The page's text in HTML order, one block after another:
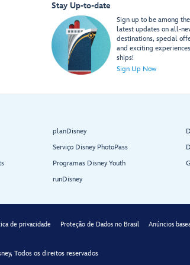
Stay Up-to-date
Sign up to be among
latest updates on all-
destinations, special
and exciting
ships!
Sign Up Now
planDisney
Serviço Disney PhotoPass
Programas Disney Youth
runDisney
de privacidade Proteção de Dados no Brasil Anúncios
Todos os direitos reservados